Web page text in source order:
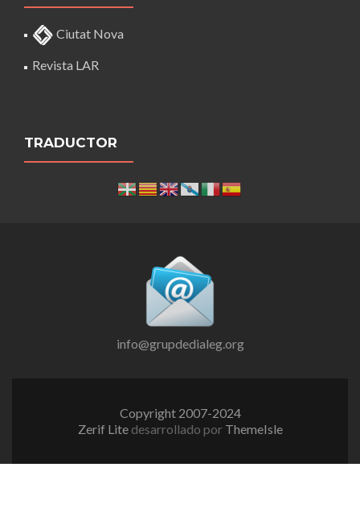
Ciutat Nova
Revista LAR
TRADUCTOR
info@grupdedialeg.org
Copyright 2007-2024
Zerif Lite desarrollado por ThemeIsle